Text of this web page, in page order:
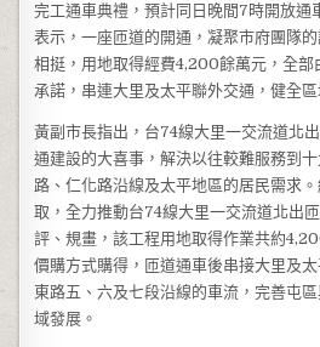
完工通車典禮，預計同日晚間7時開放通
表示，一座匝道的開通，凝聚市府團隊
相挺，用地取得經費4,200餘萬元，全部
承諾，串連大里及太平聯外交通，健全區
黃副市長指出，台74線大里一交流道北
通建設的大喜事，解決以往較難服務到
路、仁化路沿線及太平地區的居民需求
取，全力推動台74線大里一交流道北出
評、規畫，該工程用地取得作業共約
價購方式購得，匝道通車後串接大里及
東路五、六及七段沿線的車流，完善屯
域發展。